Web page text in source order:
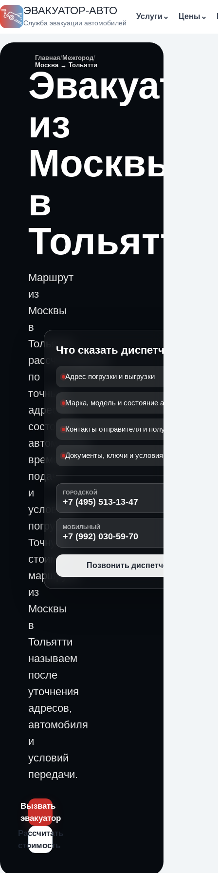
ЭВАКУАТОР-АВТО
Служба эвакуации автомобилей
Услуги ⌄ Цены ⌄
Главная Межгород
Москва → Тольятти
из
Москвы
в
Тольятти
Маршрут
из
Москвы
в
Тольятти
рассчитывается
по
точным
адресам,
состоянию
автомобиля,
времени
подачи
и
условиям
погрузки.
Точную
стоимость
маршрута
из
Москвы
в
Тольятти
называем
после
уточнения
адресов,
автомобиля
и
условий
передачи.
Вызвать
эвакуатор
Рассчитать
стоимость
Что сказать диспетчеру
Адрес погрузки и выгрузки
Марка, модель и состояние автомобиля
Контакты отправителя и получателя
Документы, ключи и условия передачи
ГОРОДСКОЙ
+7 (495) 513-13-47
МОБИЛЬНЫЙ
+7 (992) 030-59-70
Позвонить диспетчеру